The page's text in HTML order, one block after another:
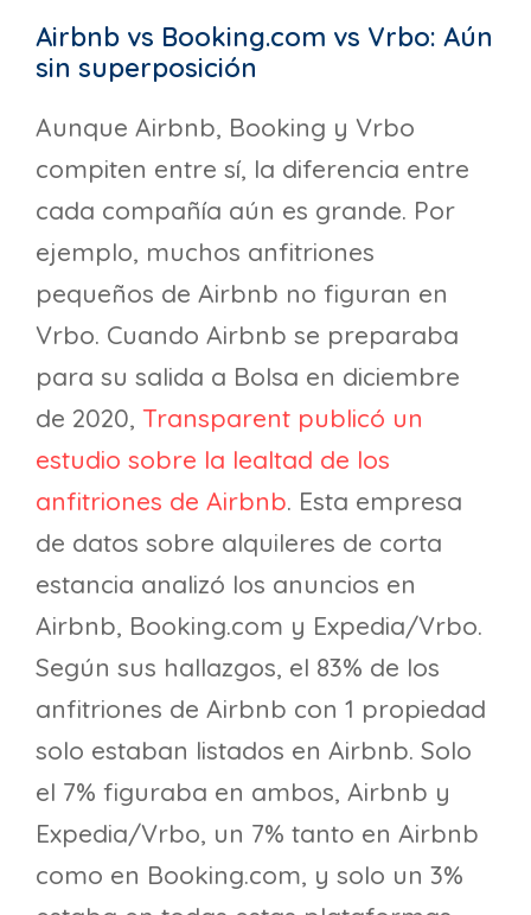
Airbnb vs Booking.com vs Vrbo: Aún
sin superposición
Aunque Airbnb, Booking y Vrbo
compiten entre sí, la diferencia entre
cada compañía aún es grande. Por
ejemplo, muchos anfitriones
pequeños de Airbnb no figuran en
Vrbo. Cuando Airbnb se preparaba
para su salida a Bolsa en diciembre
de 2020, Transparent publicó un
estudio sobre la lealtad de los
anfitriones de Airbnb. Esta empresa
de datos sobre alquileres de corta
estancia analizó los anuncios en
Airbnb, Booking.com y Expedia/Vrbo.
Según sus hallazgos, el 83% de los
anfitriones de Airbnb con 1 propiedad
solo estaban listados en Airbnb. Solo
el 7% figuraba en ambos, Airbnb y
Expedia/Vrbo, un 7% tanto en Airbnb
como en Booking.com, y solo un 3%